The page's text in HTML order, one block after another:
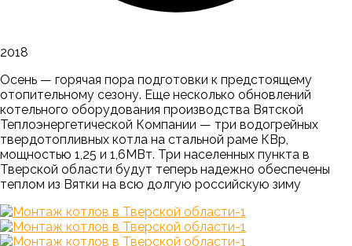
2018
Осень — горячая пора подготовки к предстоящему
отопительному сезону. Еще несколько обновлений
котельного оборудования производства Вятской
Теплоэнергетической Компании — три водогрейных
твердотопливных котла на стальной раме КВр,
мощностью 1,25 и 1,6МВт. Три населенных пункта в
Тверской области будут теперь надежно обеспечены
теплом из Вятки на всю долгую российскую зиму